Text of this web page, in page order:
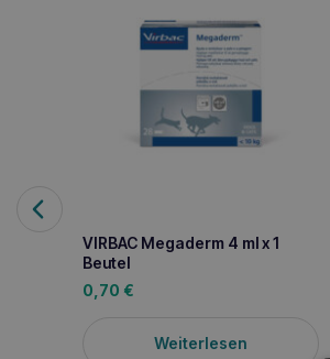
VIRBAC Megaderm 4 ml x 1
Beutel
0,70 €
Weiterlesen